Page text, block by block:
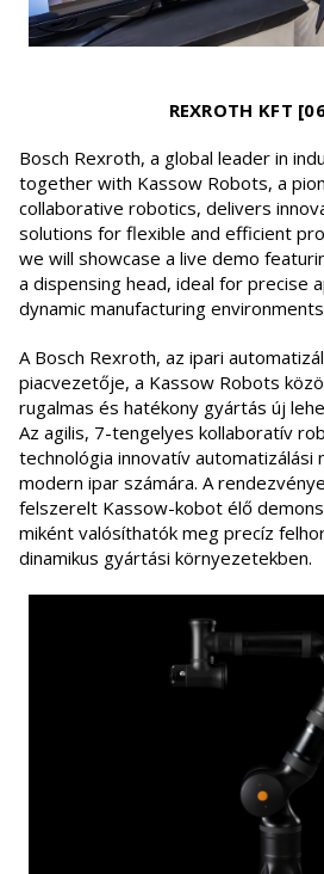
REXROTH KFT
Bosch Rexroth, a global leader in
together with Kassow Robots, a
collaborative robotics, delivers
solutions for flexible and efficient
we will showcase a live demo
a dispensing head, ideal for precise
dynamic manufacturing
A Bosch Rexroth, az ipari
piacvezetője, a Kassow Robots
rugalmas és hatékony gyártás új
Az agilis, 7-tengelyes kollaboratív
technológia innovatív automatizálási
modern ipar számára. A
felszerelt Kassow-kobot élő
miként valósíthatók meg precíz
dinamikus gyártási környezetekben.